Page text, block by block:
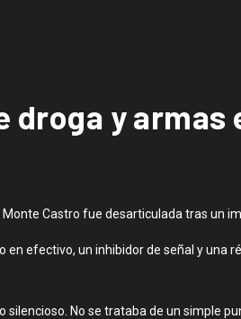
y armas
Castro fue desarticulada tras un
efectivo, un inhibidor de señal y una
No se trataba de un simple